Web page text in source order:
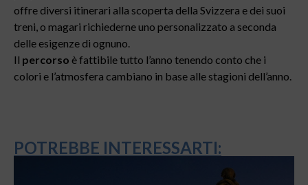
offre diversi itinerari alla scoperta della Svizzera e dei suoi
treni, o magari richiederne uno personalizzato a seconda
delle esigenze di ognuno.
Il percorso è fattibile tutto l’anno tenendo conto che i
colori e l’atmosfera cambiano in base alle stagioni dell’anno.
POTREBBE INTERESSARTI: